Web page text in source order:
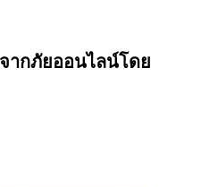
ากภัยออนไลน์โดย